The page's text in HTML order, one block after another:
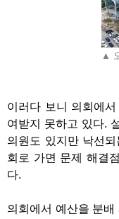
▲
이러다 보니 의회에
여받지 못하고 있다.
의원도 있지만 낙선
회로 가면 문제 해결
다.
의회에서 예산을 분